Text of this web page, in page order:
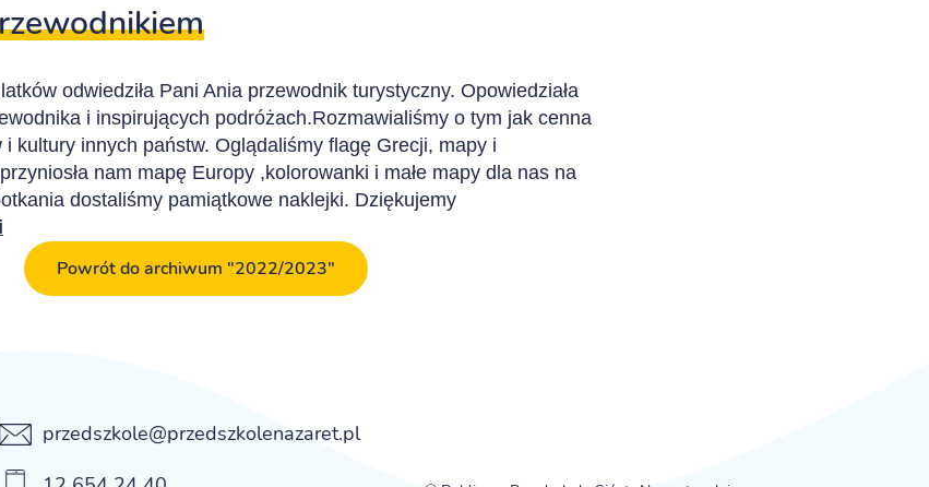
odwiedziła Pani Ania przewodnik turystyczny. Opowiedziała
i inspirujących podróżach.Rozmawialiśmy o tym jak cenna
kultury innych państw. Oglądaliśmy flagę Grecji, mapy i
nam mapę Europy ,kolorowanki i małe mapy dla nas na
dostaliśmy pamiątkowe naklejki. Dziękujemy
Powrót do archiwum "2022/2023"
przedszkole@przedszkolenazaret.pl